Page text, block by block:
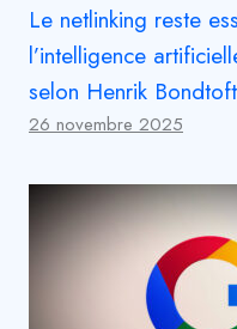
Le netlinking reste
l’intelligence
selon Henrik
26 novembre 2025